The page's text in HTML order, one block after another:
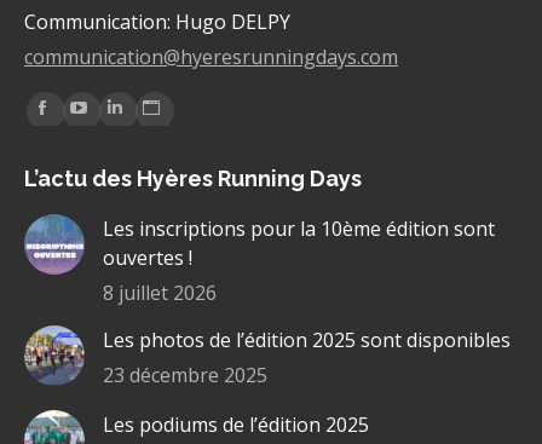
Communication: Hugo DELPY
communication@hyeresrunningdays.com
Trouvez nous sur :
La
Facebook
s'ouvre
dans
une
nouvelle
fenêtre
La
YouTube
s'ouvre
dans
nouvelle
fenêtre
La
LinkedIn
s'ouvre
nouvelle
fenêtre
La
Site
Web
s'ouvre
nouvelle
fenêtre
L’actu des Hyères Running Days
Les inscriptions pour la 10ème édition sont
ouvertes !
8 juillet 2026
Les photos de l’édition 2025 sont disponibles
23 décembre 2025
Les podiums de l’édition 2025